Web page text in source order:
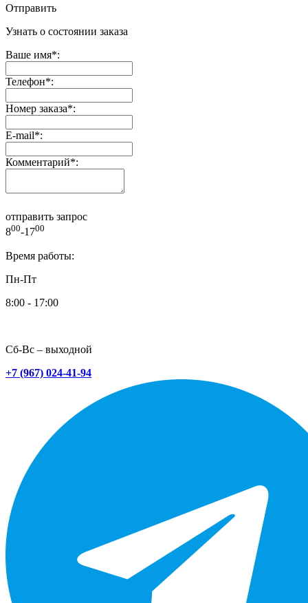
Отправить
Узнать о состоянии заказа
Ваше имя*:
Телефон*:
Номер заказа*:
E-mail*:
Комментарий*:
отправить запрос
800-1700
Время работы:
Пн-Пт
8:00 - 17:00
Сб-Вс – выходной
+7 (967) 024-41-94